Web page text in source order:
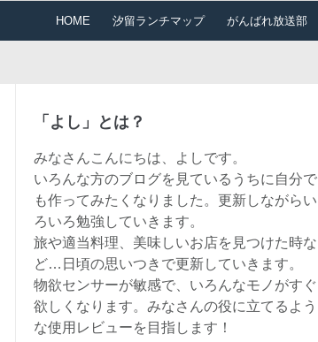
HOME 汐留ランチマップ がんばれ放送部
「よし」とは？
みなさんこんにちは、よしです。
いろんな方のブログを見ているうちに自分で
も作ってみたくなりました。更新しながらい
ろいろ勉強していきます。
旅や適当料理、美味しいお店を見つけた時な
ど…日頃の思いつきで更新していきます。
物欲センサーが敏感で、いろんなモノがすぐ
欲しくなります。みなさんの役に立てるよう
な使用レビューを目指します！